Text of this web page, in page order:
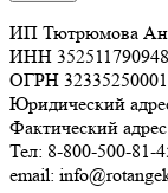
ИП Тютрюмова
ИНН 352511790948
ОГРН
Юридический
Фактический
Тел: 8-800-500-81-
email: